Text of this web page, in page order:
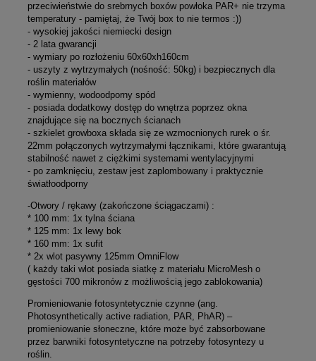
przeciwieństwie do srebrnych boxów powłoka PAR+ nie trzyma
temperatury - pamiętaj, że Twój box to nie termos :))
- wysokiej jakości niemiecki design
- 2 lata gwarancji
- wymiary po rozłożeniu 60x60xh160cm
- uszyty z wytrzymałych (nośność: 50kg) i bezpiecznych dla
roślin materiałów
- wymienny, wodoodporny spód
- posiada dodatkowy dostęp do wnętrza poprzez okna
znajdujące się na bocznych ścianach
- szkielet growboxa składa się ze wzmocnionych rurek o śr.
22mm połączonych wytrzymałymi łącznikami, które gwarantują
stabilność nawet z ciężkimi systemami wentylacyjnymi
- po zamknięciu, zestaw jest zaplombowany i praktycznie
światłoodporny
-Otwory / rękawy (zakończone ściągaczami) :
* 100 mm: 1x tylna ściana
* 125 mm: 1x lewy bok
* 160 mm: 1x sufit
* 2x wlot pasywny 125mm OmniFlow
( każdy taki wlot posiada siatkę z materiału MicroMesh o
gęstości 700 mikronów z możliwością jego zablokowania)
Promieniowanie fotosyntetycznie czynne (ang.
Photosynthetically active radiation, PAR, PhAR) –
promieniowanie słoneczne, które może być zabsorbowane
przez barwniki fotosyntetyczne na potrzeby fotosyntezy u
roślin.